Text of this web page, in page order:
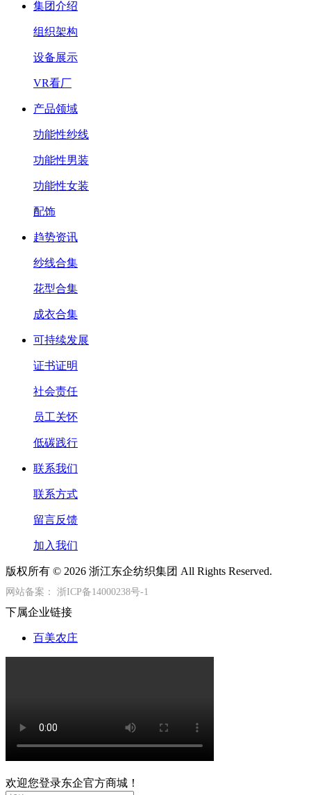
集团介绍
组织架构
设备展示
VR看厂
产品领域
功能性纱线
功能性男装
功能性女装
配饰
趋势资讯
纱线合集
花型合集
成衣合集
可持续发展
证书证明
社会责任
员工关怀
低碳践行
联系我们
联系方式
留言反馈
加入我们
版权所有 © 2026 浙江东企纺织集团 All Rights Reserved.
网站备案： 浙ICP备14000238号-1
下属企业链接
百美农庄
欢迎您登录东企官方商城！